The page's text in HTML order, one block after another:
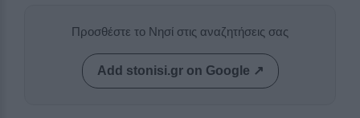
Προσθέστε το Νησί στις αναζητήσεις σας
Add stonisi.gr on Google ↗